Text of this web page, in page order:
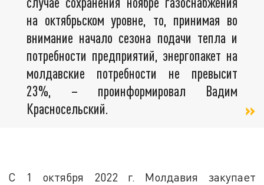
на октябрьском уровне, то, принимая во
внимание начало сезона подачи тепла и
потребности предприятий, энергопакет на
молдавские потребности не превысит
23%, – проинформировал Вадим
Красносельский.
С 1 октября 2022 г. Молдавия закупает